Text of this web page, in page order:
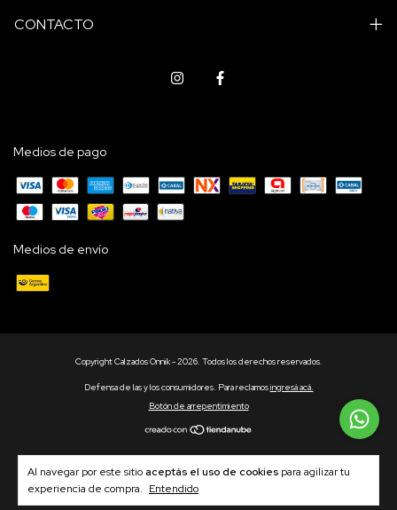
Al navegar por este sitio aceptás el uso de cookies para agilizar tu
experiencia de compra. Entendido
CONTACTO
Medios de pago
Medios de envío
Copyright Calzados Onnik - 2026. Todos los derechos reservados.
Defensa de las y los consumidores. Para reclamosingresá acá.
Botón de arrepentimiento